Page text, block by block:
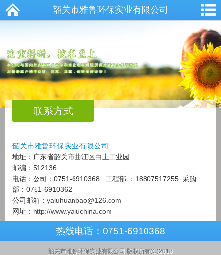
韶关市雅鲁环保实业有限公司
联系方式
韶关市雅鲁环保实业有限公司
地址：广东省韶关市曲江区白土工业园
邮编：512136
电话：公司：0751-6910368 工程部 ：18807517255 采购
部：0751-6910362
公司邮箱： yaluhuanbao@126.com
网址： http://www.yaluchina.com
热线电话： 0751-6910368
韶关市雅鲁环保实业有限公司 版权所有(C)2018